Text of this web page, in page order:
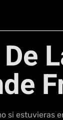
estuvieras